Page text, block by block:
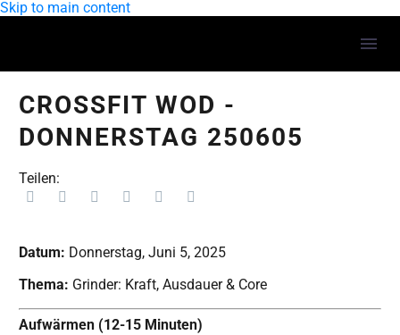
Skip to main content
CROSSFIT WOD -
DONNERSTAG 250605
Teilen:
Datum: Donnerstag, Juni 5, 2025
Thema: Grinder: Kraft, Ausdauer & Core
Aufwärmen (12-15 Minuten)